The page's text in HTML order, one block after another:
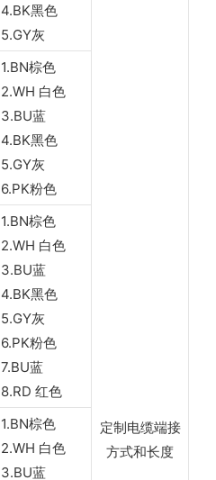
定制电缆端接
方式和长度
4.BK黑色
5.GY灰
1.BN棕色
2.WH 白色
3.BU蓝
4.BK黑色
5.GY灰
6.PK粉色
1.BN棕色
2.WH 白色
3.BU蓝
4.BK黑色
5.GY灰
6.PK粉色
7.BU蓝
8.RD 红色
1.BN棕色
2.WH 白色
3.BU蓝